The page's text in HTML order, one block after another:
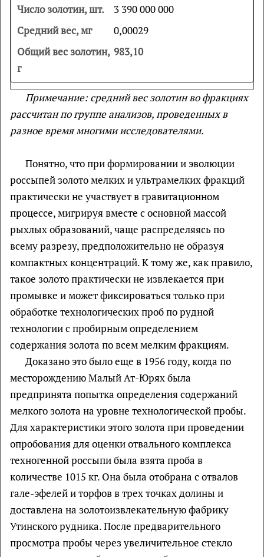
3 390 000 000
0,00029
983,10
Примечание:средний вес золотин во фракциях
рассчитан по группе анализов, проведенных в
разное время многими исследователями.
Понятно, что при формировании и эволюции
россыпей золото мелких и ультрамелких фракций
практически не участвует в гравитационном
процессе, мигрируя вместе с основной массой
рыхлых образований, чаще распределяясь по
всему разрезу, предположительно не образуя
компактных концентраций. К тому же, как правило,
такое золото практически не извлекается при
промывке и может фиксироваться только при
обработке технологических проб по рудной
технологии с пробирным определением
содержания золота по всем мелким фракциям.
Доказано это было еще в 1956 году, когда по
месторождению Малый Ат-Юрях была
предпринята попытка определения содержаний
мелкого золота на уровне технологической пробы.
Для характеристики этого золота при проведении
опробования для оценки отвального комплекса
техногенной россыпи была взята проба в
количестве 1015 кг. Она была отобрана с отвалов
гале-эфелей и торфов в трех точках долины и
доставлена на золотоизвлекательную фабрику
Утинского рудника. После предварительного
просмотра пробы через увеличительное стекло